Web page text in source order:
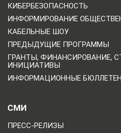
КИБЕРБЕЗОПАСНОСТЬ
ИНФОРМИРОВАНИЕ
КАБЕЛЬНЫЕ ШОУ
ПРЕДЫДУЩИЕ ПРОГРАММЫ
ГРАНТЫ, ФИНАНСИРОВАНИЕ,
ИНИЦИАТИВЫ
ИНФОРМАЦИОННЫЕ
СМИ
ПРЕСС-РЕЛИЗЫ